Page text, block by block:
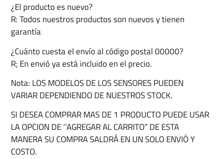
¿El producto es nuevo?
R: Todos nuestros productos son nuevos y tienen
garantía
¿Cuánto cuesta el envío al código postal 00000?
R; En envió ya está incluido en el precio.
Nota: LOS MODELOS DE LOS SENSORES PUEDEN
VARIAR DEPENDIENDO DE NUESTROS STOCK.
SI DESEA COMPRAR MAS DE 1 PRODUCTO PUEDE USAR
LA OPCION DE ‘’AGREGAR AL CARRITO” DE ESTA
MANERA SU COMPRA SALDRÁ EN UN SOLO ENVIÓ Y
COSTO.